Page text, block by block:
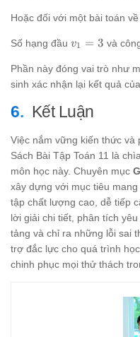
Hoặc đối với một bài toán
Số hạng đầu v_1
v1 = 3 và
Phần này đóng vai trò như
sinh xác nhận lại kết quả
Kết Luận
Việc nắm vững kiến thức và
Sách Bài Tập Toán 11 là
môn học này. Chuyên mục
xây dựng với mục tiêu
tập chất lượng cao, dễ tiếp
lời giải chi tiết, phân tích
tảng và chỉ ra những lỗi sai
trợ đắc lực cho quá trình
chinh phục mọi thử thách